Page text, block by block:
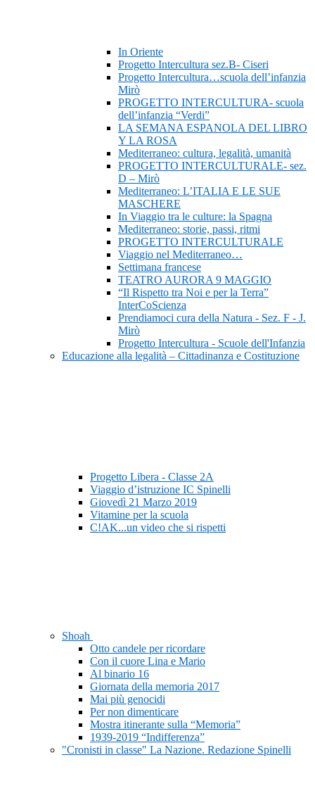
In Oriente
Progetto Intercultura sez.B- Ciseri
Progetto Intercultura…scuola dell’infanzia
Mirò
PROGETTO INTERCULTURA- scuola
dell’infanzia “Verdi”
LA SEMANA ESPANOLA DEL LIBRO
Y LA ROSA
Mediterraneo: cultura, legalità, umanità
PROGETTO INTERCULTURALE- sez.
D – Mirò
Mediterraneo: L’ITALIA E LE SUE
MASCHERE
In Viaggio tra le culture: la Spagna
Mediterraneo: storie, passi, ritmi
PROGETTO INTERCULTURALE
Viaggio nel Mediterraneo…
Settimana francese
TEATRO AURORA 9 MAGGIO
“Il Rispetto tra Noi e per la Terra”
InterCoScienza
Prendiamoci cura della Natura - Sez. F - J.
Mirò
Progetto Intercultura - Scuole dell'Infanzia
Educazione alla legalità – Cittadinanza e Costituzione
Progetto Libera - Classe 2A
Viaggio d’istruzione IC Spinelli
Giovedì 21 Marzo 2019
Vitamine per la scuola
C!AK...un video che si rispetti
Shoah
Otto candele per ricordare
Con il cuore Lina e Mario
Al binario 16
Giornata della memoria 2017
Mai più genocidi
Per non dimenticare
Mostra itinerante sulla “Memoria”
1939-2019 “Indifferenza”
"Cronisti in classe" La Nazione. Redazione Spinelli